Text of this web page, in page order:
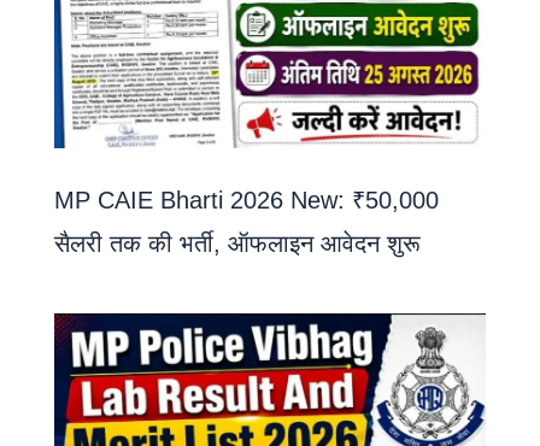
MP CAIE Bharti 2026 New: ₹50,000
सैलरी तक की भर्ती, ऑफलाइन आवेदन शुरू